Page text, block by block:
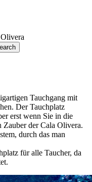
Tauchgang mit
Der Tauchplatz
erst wenn Sie in die
Zauber der Cala Olivera.
durch das man
für alle Taucher, da